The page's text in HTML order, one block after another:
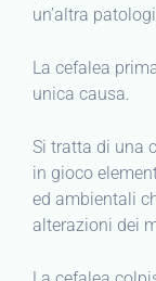
un’altra
La cefalea
unica causa.
Si tratta di una
in gioco
ed ambientali
alterazioni dei